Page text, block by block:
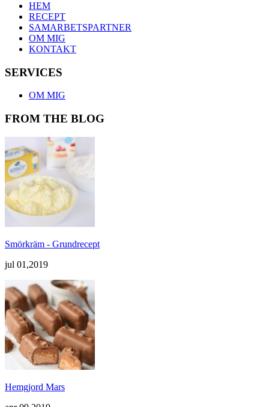
HEM
RECEPT
SAMARBETSPARTNER
OM MIG
KONTAKT
SERVICES
OM MIG
FROM THE BLOG
Smörkräm - Grundrecept
jul 01,2019
Hemgjord Mars